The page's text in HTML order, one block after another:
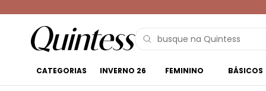
CATEGORIAS INVERNO 26 FEMININO BÁSICOS